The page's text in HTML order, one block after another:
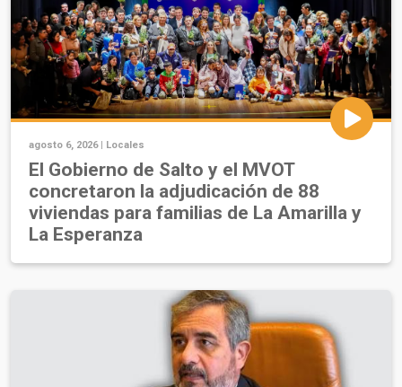
agosto 6, 2026 | Locales
El Gobierno de Salto y el MVOT
concretaron la adjudicación de 88
viviendas para familias de La Amarilla y
La Esperanza